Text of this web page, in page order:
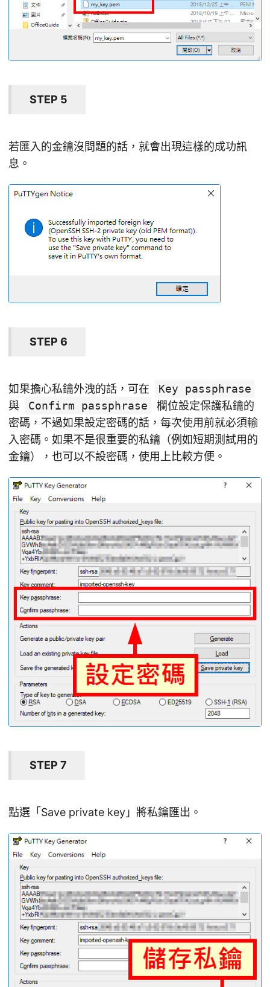
STEP 5
若匯入的金鑰沒問題的話，就會出現這樣的成功訊
息。
STEP 6
如果擔心私鑰外洩的話，可在
Key passphrase
與
Confirm passphrase
欄位設定保護私鑰的
密碼，不過如果設定密碼的話，每次使用前就必須輸
入密碼。如果不是很重要的私鑰（例如短期測試用的
金鑰），也可以不設密碼，使用上比較方便。
STEP 7
點選「Save private key」將私鑰匯出。